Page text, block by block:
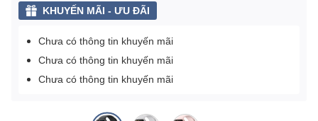
KHUYẾN MÃI - ƯU ĐÃI
Chưa có thông tin khuyến mãi
Chưa có thông tin khuyến mãi
Chưa có thông tin khuyến mãi